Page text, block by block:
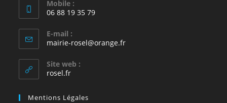
Mobile :
06 88 19 35 79
E-mail :
mairie-rosel@orange.frS’ouvre
Site web :
rosel.fr
Mentions Légales